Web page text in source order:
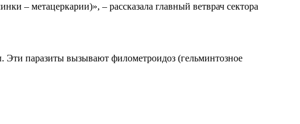
– метацеркарии)», – рассказала главный ветврач сектора
паразиты вызывают филометроидоз (гельминтозное